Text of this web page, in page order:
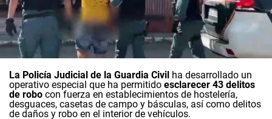
La Policía Judicial de la Guardia Civil ha desarrollado un
operativo especial que ha permitido esclarecer 43 delitos
de robo con fuerza en establecimientos de hostelería,
desguaces, casetas de campo y básculas, así como delitos
de daños y robo en el interior de vehículos.